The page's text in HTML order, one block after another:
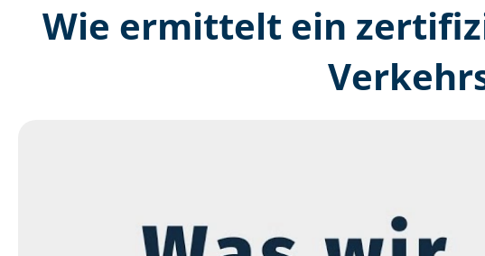
Wie ermittelt ein